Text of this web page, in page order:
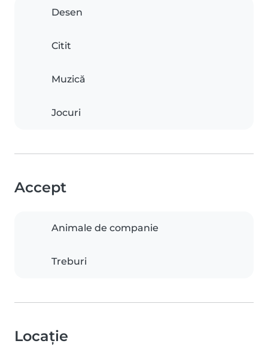
Desen
Citit
Muzică
Jocuri
Accept
Animale de companie
Treburi
Locație